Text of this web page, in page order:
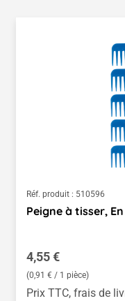
Réf. produit : 510596
Peigne à tisser,
Prix régulier :
4,55 €
(0,91 € / 1 pièce)
Prix TTC, frais de